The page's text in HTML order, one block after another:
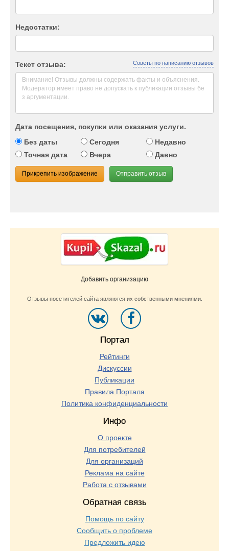
Недостатки:
Текст отзыва: Советы по написанию отзывов
Дата посещения, покупки или оказания услуги.
Без даты
Сегодня
Недавно
Точная дата
Вчера Давно
Прикрепить изображение Отправить отзыв
Добавить организацию
Отзывы посетителей сайта являются их собственными мнениями.
Портал
Рейтинги
Дискуссии
Публикации
Правила Портала
Политика конфиденциальности
Инфо
О проекте
Для потребителей
Для организаций
Реклама на сайте
Работа с отзывами
Обратная связь
Помощь по сайту
Сообщить о проблеме
Предложить идею